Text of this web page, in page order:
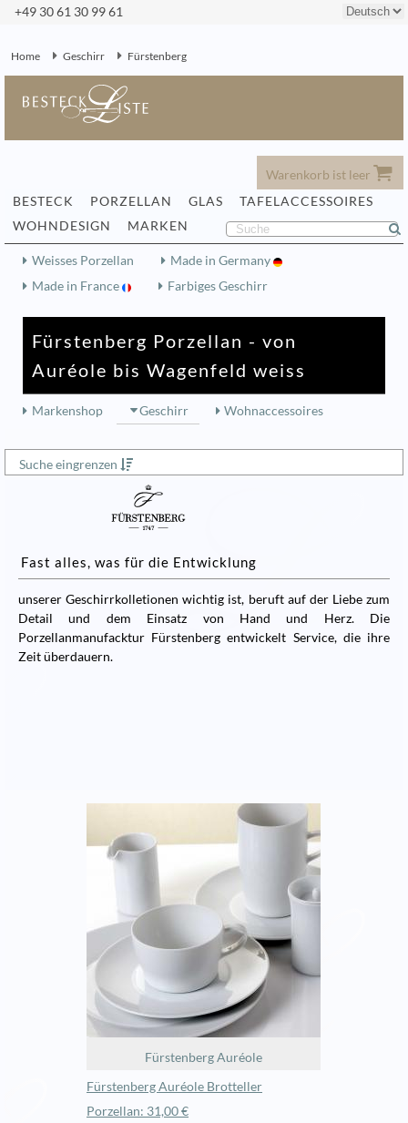
+49 30 61 30 99 61
Home Geschirr Fürstenberg
Warenkorb ist leer
BESTECK
PORZELLAN GLAS
TAFELACCESSOIRES
WOHNDESIGN
MARKEN
Weisses Porzellan
Made in Germany
Made in France
Farbiges Geschirr
Fürstenberg Porzellan - von
Auréole bis Wagenfeld weiss
Markenshop Geschirr Wohnaccessoires
Suche eingrenzen
Fast alles, was für die Entwicklung
unserer Geschirrkolletionen wichtig ist, beruft auf der Liebe zum
Detail und dem Einsatz von Hand und Herz. Die
Porzellanmanufacktur Fürstenberg entwickelt Service, die ihre
Zeit überdauern.
Fürstenberg Auréole
Fürstenberg Auréole Brotteller
Porzellan: 31,00 €